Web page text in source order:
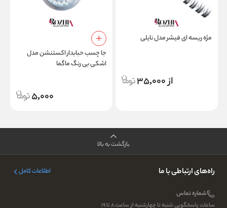
مژه ریسه ای فیشر مدل نایلی
از 35,000
جا چسب حبابدار اکستنشن مدل
اشکی بی رنگ ماگما
5,000
بازگشت به بالا
راه‌های ارتباطی با ما اطلاعات کامل
شماره تماس
ساعات پاسخگویی شنبه تا چهارشنبه از ساعت ۸ تا ۱۹